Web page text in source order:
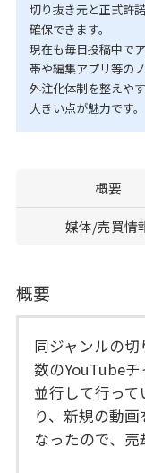
切り抜き元と正式許
確保できます。
現在も毎日投稿中で
帯や編集アプリ等の
外注化体制を整えや
大きい点が魅力です。
概要
媒体/売買情
概要
同ジャンルの
数のYouTubeチ
並行して行っ
り、新規の動
なったので、売